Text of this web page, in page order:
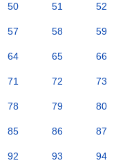
50 51 52
57 58 59
64 65 66
71 72 73
78 79 80
85 86 87
92 93 94